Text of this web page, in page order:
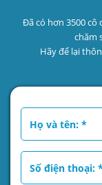
Đã có hơn 3500 cô
chăm
Hãy để lại